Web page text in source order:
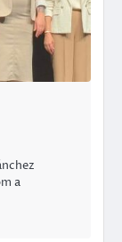
a